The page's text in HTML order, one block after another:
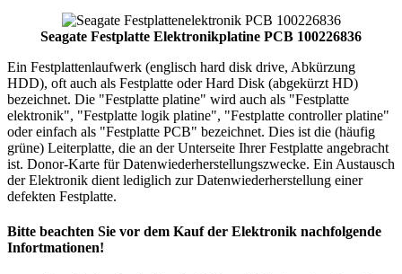
Seagate Festplatte Elektronikplatine PCB 100226836
Ein Festplattenlaufwerk (englisch hard disk drive, Abkürzung
HDD), oft auch als Festplatte oder Hard Disk (abgekürzt HD)
bezeichnet. Die "Festplatte platine" wird auch als "Festplatte
elektronik", "Festplatte logik platine", "Festplatte controller platine"
oder einfach als "Festplatte PCB" bezeichnet. Dies ist die (häufig
grüne) Leiterplatte, die an der Unterseite Ihrer Festplatte angebracht
ist. Donor-Karte für Datenwiederherstellungszwecke. Ein Austausch
der Elektronik dient lediglich zur Datenwiederherstellung einer
defekten Festplatte.
Bitte beachten Sie vor dem Kauf der Elektronik nachfolgende
Infortmationen!